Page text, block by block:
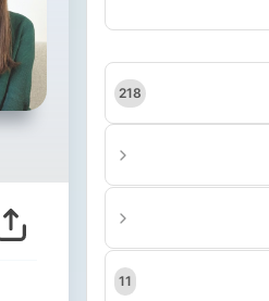
218
11